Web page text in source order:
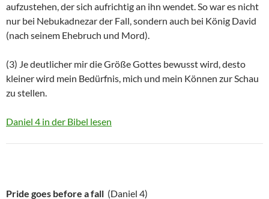
aufzustehen, der sich aufrichtig an ihn wendet. So war es nicht
nur bei Nebukadnezar der Fall, sondern auch bei König David
(nach seinem Ehebruch und Mord).
(3) Je deutlicher mir die Größe Gottes bewusst wird, desto
kleiner wird mein Bedürfnis, mich und mein Können zur Schau
zu stellen.
Daniel 4 in der Bibel lesen
Pride goes before a fall (Daniel 4)